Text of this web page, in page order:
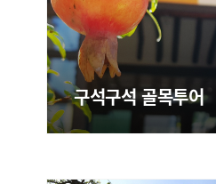
구석구석 골목투어